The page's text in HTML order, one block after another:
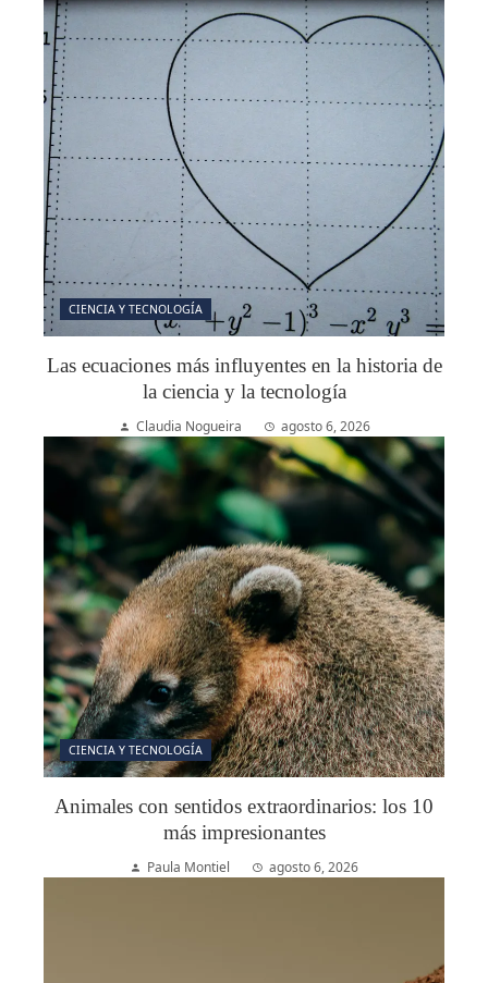
CIENCIA Y TECNOLOGÍA
Las ecuaciones más influyentes en la historia de
la ciencia y la tecnología
Claudia Nogueira agosto 6, 2026
CIENCIA Y TECNOLOGÍA
Animales con sentidos extraordinarios: los 10
más impresionantes
Paula Montiel agosto 6, 2026